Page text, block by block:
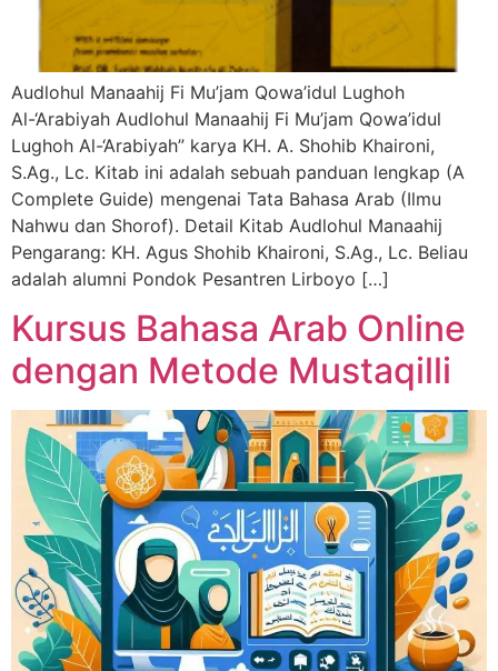
Audlohul Manaahij Fi Mu’jam Qowa’idul Lughoh
Al-‘Arabiyah Audlohul Manaahij Fi Mu’jam Qowa’idul
Lughoh Al-‘Arabiyah” karya KH. A. Shohib Khaironi,
S.Ag., Lc. Kitab ini adalah sebuah panduan lengkap (A
Complete Guide) mengenai Tata Bahasa Arab (Ilmu
Nahwu dan Shorof). Detail Kitab Audlohul Manaahij
Pengarang: KH. Agus Shohib Khaironi, S.Ag., Lc. Beliau
adalah alumni Pondok Pesantren Lirboyo […]
Kursus Bahasa Arab Online
dengan Metode Mustaqilli